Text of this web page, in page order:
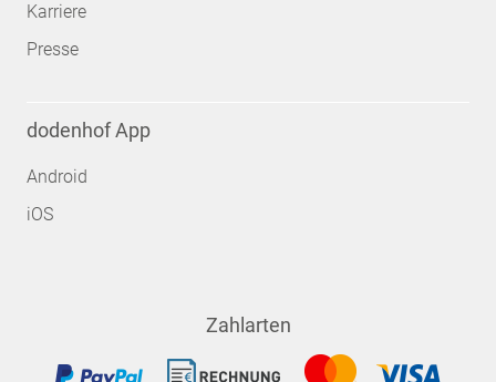
Karriere
Presse
dodenhof App
Android
iOS
Zahlarten